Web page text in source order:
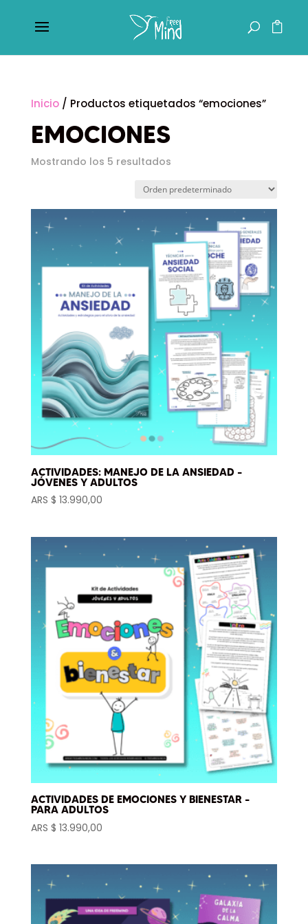
Inicio/ Productos etiquetados “emociones”
EMOCIONES
Mostrando los 5 resultados
ACTIVIDADES: MANEJO DE LA ANSIEDAD –
JÓVENES Y ADULTOS
ARS $ 13.990,00
ACTIVIDADES DE EMOCIONES Y BIENESTAR –
PARA ADULTOS
ARS $ 13.990,00